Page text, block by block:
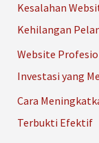
:
Kesalahan
Kehilangan
Website
Investasi yang
Cara
Terbukti Efektif